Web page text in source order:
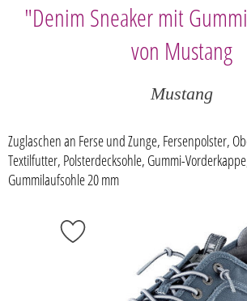
"Denim Sneaker mit
von Mustang
Mustang
Zuglaschen an Ferse und Zunge, Fersenpolster,
Textilfutter, Polsterdecksohle, Gummi-
Gummilaufsohle 20 mm